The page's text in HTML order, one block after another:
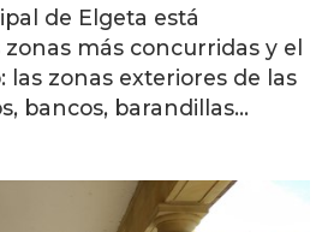
de Elgeta está
más concurridas y el
las zonas exteriores de las
bancos, barandillas...